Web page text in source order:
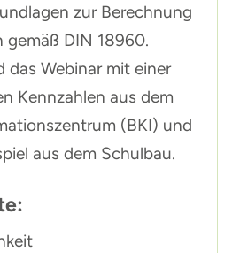
zur Berechnung
gemäß DIN 18960.
das Webinar mit einer
Kennzahlen aus dem
(BKI) und
aus dem Schulbau.